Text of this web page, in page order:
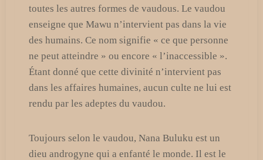
toutes les autres formes de vaudous. Le vaudou
enseigne que Mawu n’intervient pas dans la vie
des humains. Ce nom signifie « ce que personne
ne peut atteindre » ou encore « l’inaccessible ».
Étant donné que cette divinité n’intervient pas
dans les affaires humaines, aucun culte ne lui est
rendu par les adeptes du vaudou.
Toujours selon le vaudou, Nana Buluku est un
dieu androgyne qui a enfanté le monde. Il est le